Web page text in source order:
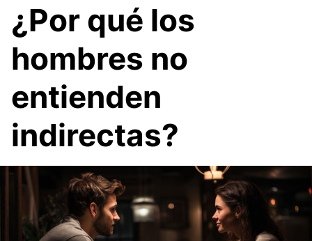
¿Por qué los
hombres no
entienden
indirectas?